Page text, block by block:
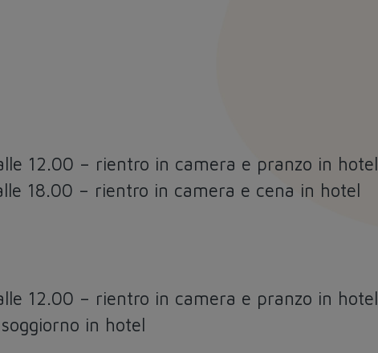
12.00 – rientro in camera e pranzo in hotel
18.00 – rientro in camera e cena in hotel
12.00 – rientro in camera e pranzo in hotel
in hotel